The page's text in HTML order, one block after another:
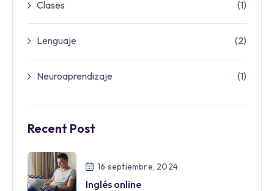
Clases (1)
Lenguaje (2)
Neuroaprendizaje (1)
Recent Post
16 septiembre, 2024
Inglés online